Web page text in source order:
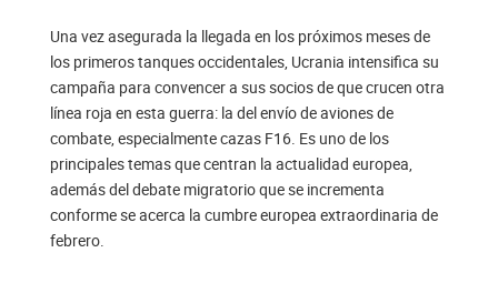
Una vez asegurada la llegada en los próximos meses de
los primeros tanques occidentales, Ucrania intensifica su
campaña para convencer a sus socios de que crucen otra
línea roja en esta guerra: la del envío de aviones de
combate, especialmente cazas F16. Es uno de los
principales temas que centran la actualidad europea,
además del debate migratorio que se incrementa
conforme se acerca la cumbre europea extraordinaria de
febrero.